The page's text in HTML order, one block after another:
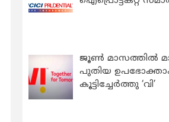
ജൂൺ മാസത്തിൽ
പുതിയ
കൂട്ടിച്ചേർത്തു ‘വി’